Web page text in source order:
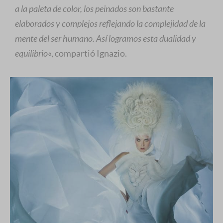
a la paleta de color, los peinados son bastante
elaborados y complejos reflejando la complejidad de la
mente del ser humano. Así logramos esta dualidad y
equilibrio«, compartió Ignazio.